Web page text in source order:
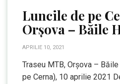
Luncile de pe
Orșova – Băile
APRILIE 10, 2021
Traseu MTB, Orșova –
pe Cerna), 10 aprilie 2021